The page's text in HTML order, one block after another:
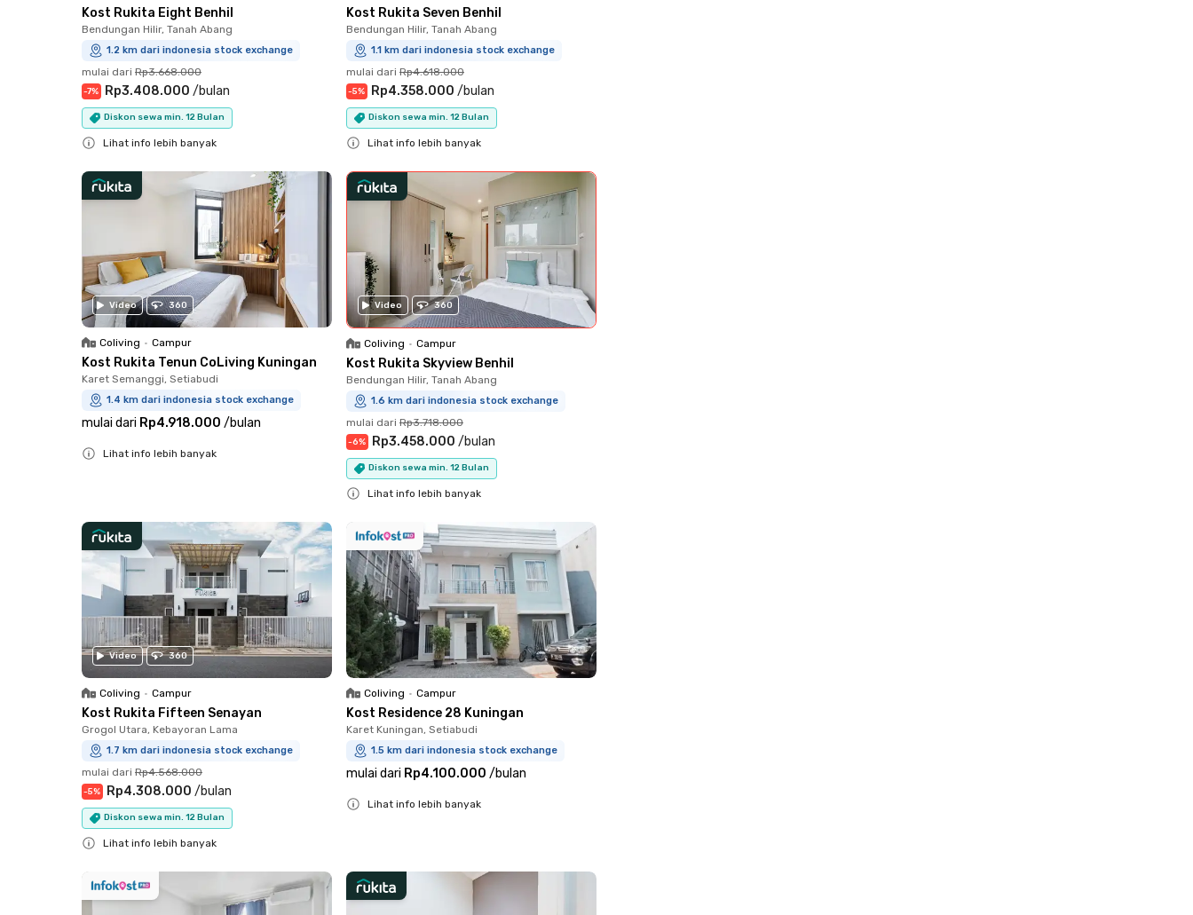
Kost Rukita Eight Benhil
Bendungan Hilir, Tanah Abang
1.2 km dari indonesia stock exchange
mulai dari Rp3.668.000
-7% Rp3.408.000 /bulan
Diskon sewa min. 12 Bulan
Lihat info lebih banyak
Kost Rukita Seven Benhil
Bendungan Hilir, Tanah Abang
1.1 km dari indonesia stock exchange
mulai dari Rp4.618.000
-5% Rp4.358.000 /bulan
Diskon sewa min. 12 Bulan
Lihat info lebih banyak
Video 360
Coliving • Campur
Kost Rukita Tenun CoLiving Kuningan
Karet Semanggi, Setiabudi
1.4 km dari indonesia stock exchange
mulai dari Rp4.918.000 /bulan
Lihat info lebih banyak
Video 360
Coliving • Campur
Kost Rukita Skyview Benhil
Bendungan Hilir, Tanah Abang
1.6 km dari indonesia stock exchange
mulai dari Rp3.718.000
-6% Rp3.458.000 /bulan
Diskon sewa min. 12 Bulan
Lihat info lebih banyak
Video 360
Coliving • Campur
Kost Rukita Fifteen Senayan
Grogol Utara, Kebayoran Lama
1.7 km dari indonesia stock exchange
mulai dari Rp4.568.000
-5% Rp4.308.000 /bulan
Diskon sewa min. 12 Bulan
Lihat info lebih banyak
Coliving • Campur
Kost Residence 28 Kuningan
Karet Kuningan, Setiabudi
1.5 km dari indonesia stock exchange
mulai dari Rp4.100.000 /bulan
Lihat info lebih banyak